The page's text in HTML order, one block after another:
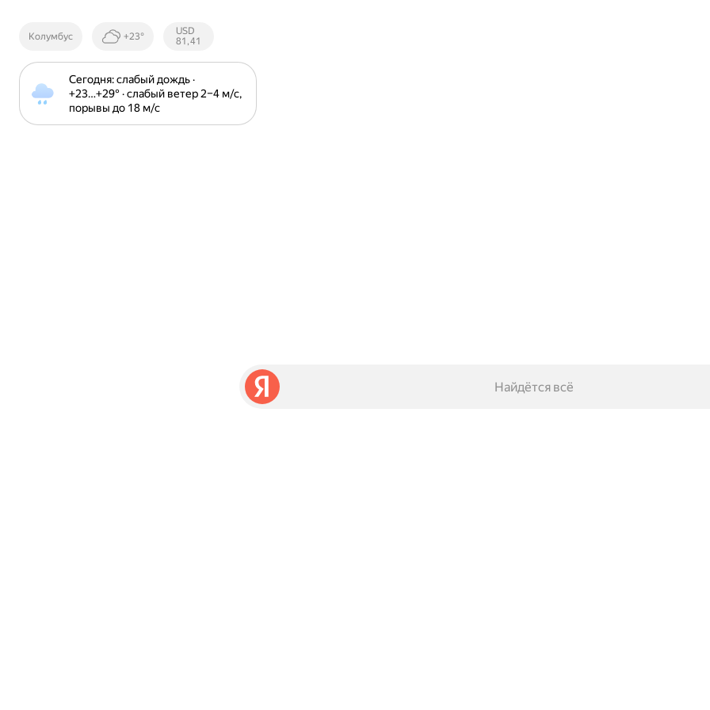
Колумбус +23°
Курсы ЦБ
РФ
USD
81,41
Сегодня: слабый дождь ·
+23⁠…⁠+29⁠° · слабый ветер 2⁠–⁠4 м⁠/⁠с,
порывы до 18 м⁠/⁠с